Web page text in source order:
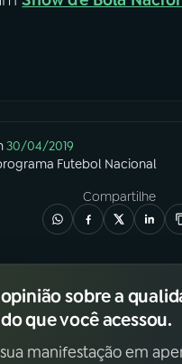
30/04/2019
Futebol Nacional
Compartilhe
opinião sobre a
que você acessou.
manifestação em